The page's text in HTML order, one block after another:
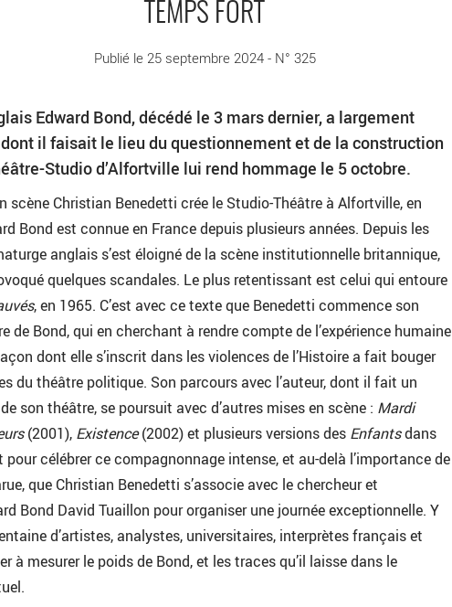
TEMPS FORT
Publié le 25 septembre 2024 - N° 325
Edward Bond, décédé le 3 mars dernier, a largement
il faisait le lieu du questionnement et de la construction
Studio d’Alfortville lui rend hommage le 5 octobre.
scène Christian Benedetti crée le Studio-Théâtre à Alfortville, en
Bond est connue en France depuis plusieurs années. Depuis les
anglais s’est éloigné de la scène institutionnelle britannique,
quelques scandales. Le plus retentissant est celui qui entoure
, en 1965. C’est avec ce texte que Benedetti commence son
de Bond, qui en cherchant à rendre compte de l’expérience humaine
dont elle s’inscrit dans les violences de l’Histoire a fait bouger
du théâtre politique. Son parcours avec l’auteur, dont il fait un
son théâtre, se poursuit avec d’autres mises en scène : Mardi
(2001), Existence(2002) et plusieurs versions des Enfantsdans
pour célébrer ce compagnonnage intense, et au-delà l’importance de
que Christian Benedetti s’associe avec le chercheur et
Bond David Tuaillon pour organiser une journée exceptionnelle. Y
d’artistes, analystes, universitaires, interprètes français et
à mesurer le poids de Bond, et les traces qu’il laisse dans le